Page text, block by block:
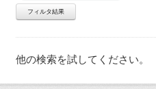
フィルタ結果
他の検索を試してください。